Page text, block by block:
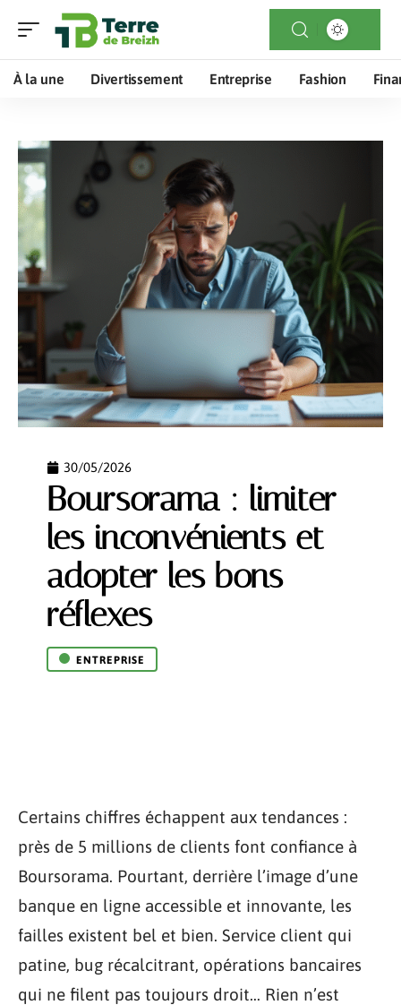
À la une Divertissement Entreprise Fashion
30/05/2026
Boursorama : limiter
les inconvénients et
adopter les bons
réflexes
ENTREPRISE
Certains chiffres échappent aux tendances :
près de 5 millions de clients font confiance à
Boursorama. Pourtant, derrière l’image d’une
banque en ligne accessible et innovante, les
failles existent bel et bien. Service client qui
patine, bug récalcitrant, opérations bancaires
qui ne filent pas toujours droit… Rien n’est